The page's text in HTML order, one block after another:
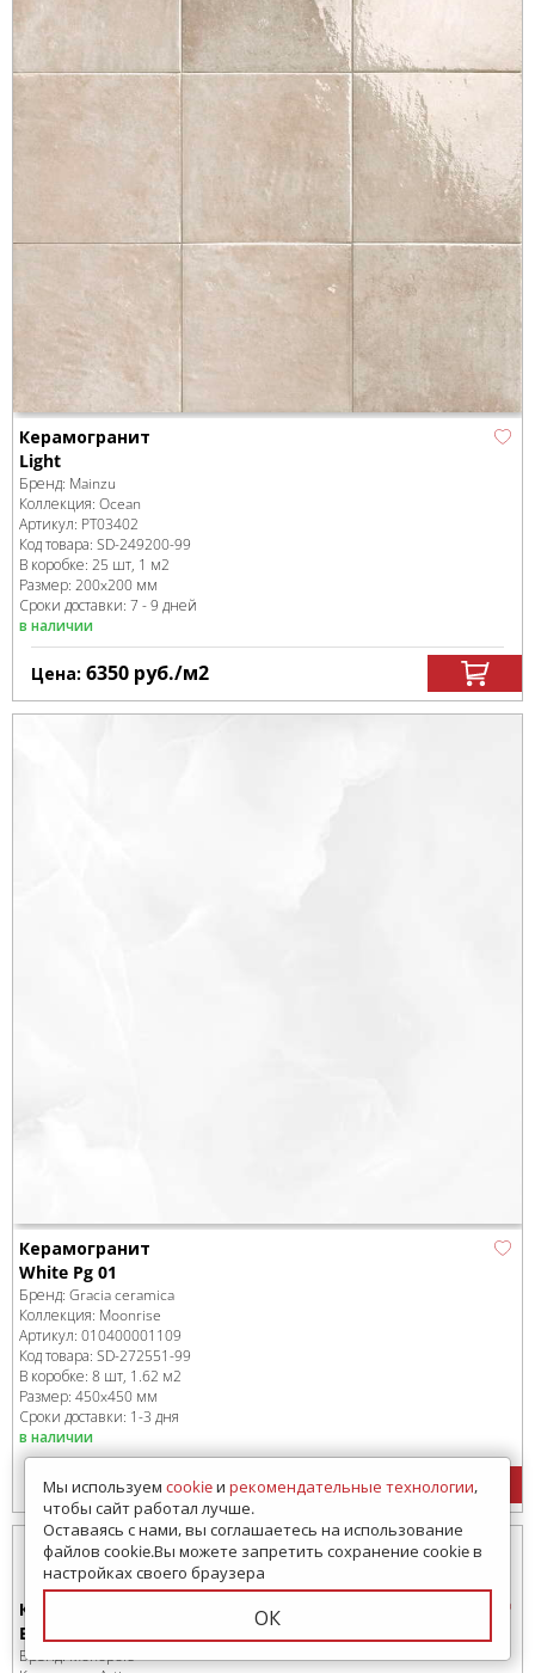
Керамогранит
Light
Бренд: Mainzu
Коллекция: Ocean
Артикул: PT03402
Код товара: SD-249200-99
В коробке: 25 шт, 1 м2
Размер: 200x200 мм
Сроки доставки: 7 - 9 дней
в наличии
Цена: 6350 руб./м2
Керамогранит
White Pg 01
Бренд: Gracia ceramica
Коллекция: Moonrise
Артикул: 010400001109
Код товара: SD-272551-99
В коробке: 8 шт, 1.62 м2
Размер: 450x450 мм
Сроки доставки: 1-3 дня
в наличии
Цена:1502руб./м2
Керамогранит
Blue 5x15
Бренд:Monopole
Мы используем cookieи рекомендательные технологии,
чтобы сайт работал лучше.
Оставаясь с нами, вы соглашаетесь на использование
файлов cookie.Вы можете запретить сохранение cookie в
настройках своего браузера
ОК